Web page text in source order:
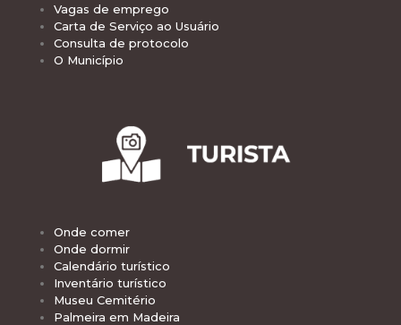
Vagas de emprego
Carta de Serviço ao Usuário
Consulta de protocolo
O Município
Onde comer
Onde dormir
Calendário turístico
Inventário turístico
Museu Cemitério
Palmeira em Madeira